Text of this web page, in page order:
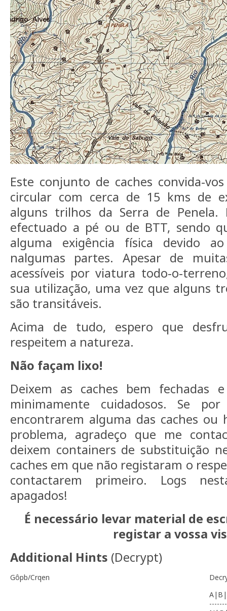
Este conjunto de caches convida-
circular com cerca de 15 kms de
alguns trilhos da Serra de Penela.
efectuado a pé ou de BTT, sendo
alguma exigência física devido
nalgumas partes. Apesar de
acessíveis por viatura todo-o-
sua utilização, uma vez que alguns
são transitáveis.
Acima de tudo, espero que
respeitem a natureza.
Não façam lixo!
Deixem as caches bem fechadas
minimamente cuidadosos. Se
encontrarem alguma das caches
problema, agradeço que me
deixem containers de substituição
caches em que não registaram o
contactarem primeiro. Logs
apagados!
É necessário levar material de
registar a vossa
Additional Hints (Decrypt)
Gôpb/Crqen